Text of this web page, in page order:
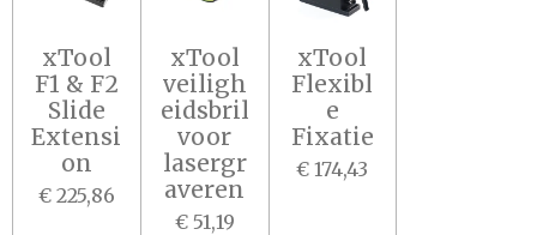
xTool
F1 & F2
Slide
Extensi
on
€ 225,86
xTool
veiligh
eidsbril
voor
lasergr
averen
€ 51,19
xTool
Flexibl
e
Fixatie
€ 174,43